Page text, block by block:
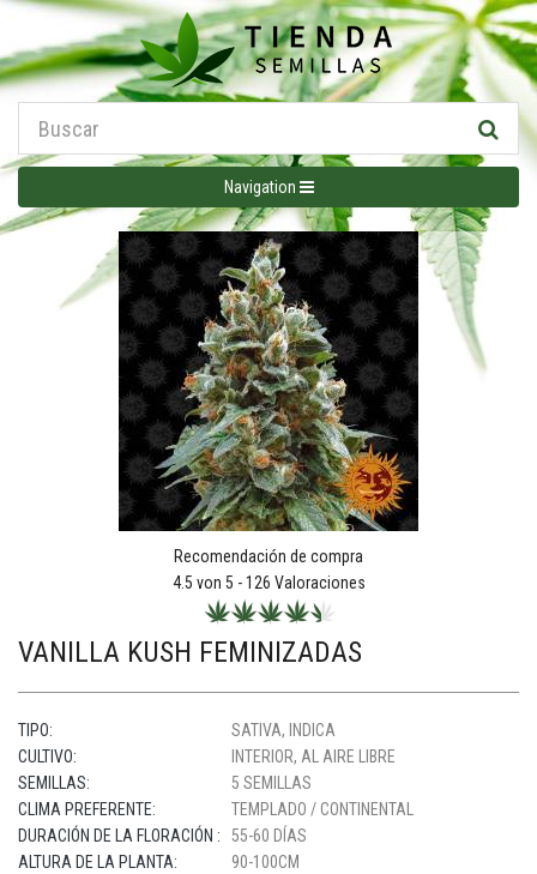
Navigation
Recomendación de compra
4.5 von 5 -126 Valoraciones
VANILLA KUSH FEMINIZADAS
TIPO:
SATIVA, INDICA
CULTIVO:
INTERIOR, AL AIRE LIBRE
SEMILLAS:
5 SEMILLAS
CLIMA PREFERENTE:
TEMPLADO / CONTINENTAL
DURACIÓN DE LA FLORACIÓN :
55-60 DÍAS
ALTURA DE LA PLANTA:
90-100CM